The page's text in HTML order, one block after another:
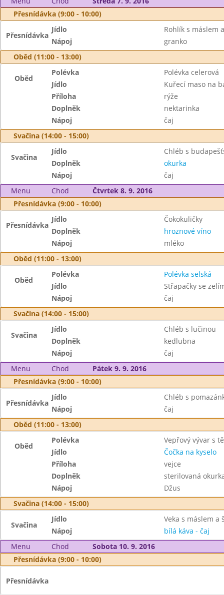
Přesnídávka (9:00 - 10:00)
Přesnídávka
Jídlo
Rohlík s máslem
Nápoj
granko
Oběd (11:00 - 13:00)
Oběd
Polévka
Polévka celerová
Jídlo
Kuřecí maso na
Příloha
rýže
Doplněk
nektarinka
Nápoj
čaj
Svačina (14:00 - 15:00)
Svačina
Jídlo
Chléb s
Doplněk
okurka
Nápoj
čaj
Menu
Chod
Čtvrtek 8. 9. 2016
Přesnídávka (9:00 - 10:00)
Přesnídávka
Jídlo
Čokokuličky
Doplněk
hroznové víno
Nápoj
mléko
Oběd (11:00 - 13:00)
Oběd
Polévka
Polévka selská
Jídlo
Střapačky se
Nápoj
čaj
Svačina (14:00 - 15:00)
Svačina
Jídlo
Chléb s lučinou
Doplněk
kedlubna
Nápoj
čaj
Menu
Chod
Pátek 9. 9. 2016
Přesnídávka (9:00 - 10:00)
Přesnídávka
Jídlo
Chléb s
Nápoj
čaj
Oběd (11:00 - 13:00)
Oběd
Polévka
Vepřový vývar s
Jídlo
Čočka na kyselo
Příloha
vejce
Doplněk
sterilovaná
Nápoj
Džus
Svačina (14:00 - 15:00)
Svačina
Jídlo
Veka s máslem a
Nápoj
bílá káva - čaj
Menu
Chod
Sobota 10. 9. 2016
Přesnídávka (9:00 - 10:00)
Přesnídávka